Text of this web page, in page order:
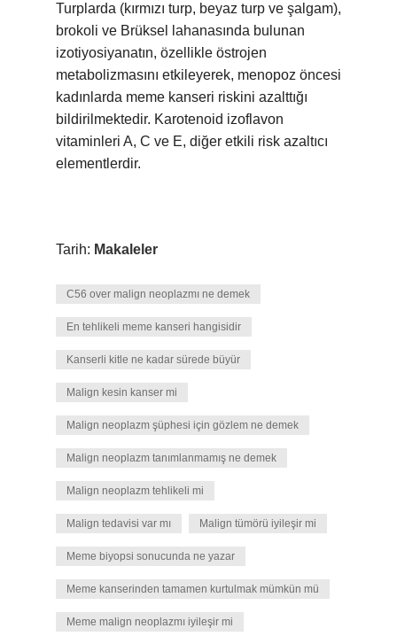
Turplarda (kırmızı turp, beyaz turp ve şalgam),
brokoli ve Brüksel lahanasında bulunan
izotiyosiyanatın, özellikle östrojen
metabolizmasını etkileyerek, menopoz öncesi
kadınlarda meme kanseri riskini azalttığı
bildirilmektedir. Karotenoid izoflavon
vitaminleri A, C ve E, diğer etkili risk azaltıcı
elementlerdir.
Tarih: Makaleler
C56 over malign neoplazmı ne demek
En tehlikeli meme kanseri hangisidir
Kanserli kitle ne kadar sürede büyür
Malign kesin kanser mi
Malign neoplazm şüphesi için gözlem ne demek
Malign neoplazm tanımlanmamış ne demek
Malign neoplazm tehlikeli mi
Malign tedavisi var mı Malign tümörü iyileşir mi
Meme biyopsi sonucunda ne yazar
Meme kanserinden tamamen kurtulmak mümkün mü
Meme malign neoplazmı iyileşir mi